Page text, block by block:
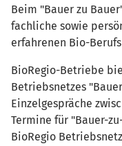
Beim "Bauer zu
fachliche sowie
erfahrenen Bio-
BioRegio-Betriebe
Betriebsnetzes
Einzelgespräche
Termine für "Bauer-
BioRegio